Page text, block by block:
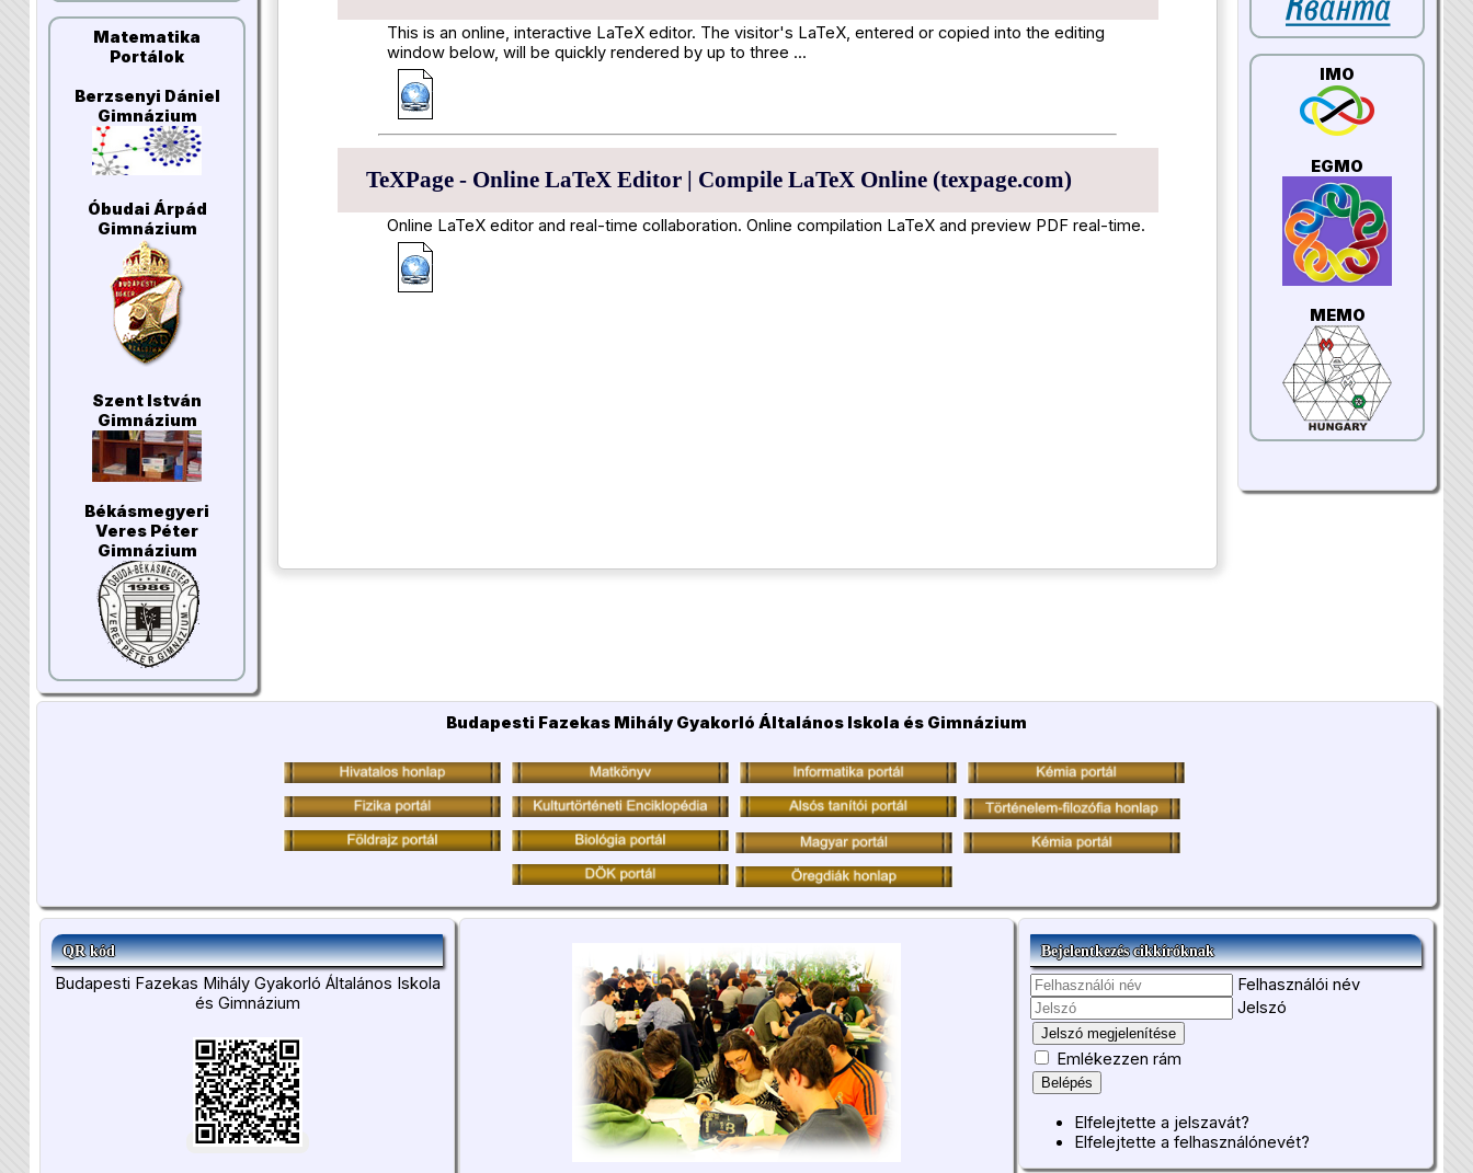
Matematika
Portálok
Berzsenyi Dániel
Gimnázium
Óbudai Árpád
Gimnázium
Szent István
Gimnázium
Békásmegyeri
Veres Péter
Gimnázium
This is an online, interactive LaTeX editor. The visitor's LaTeX, entered or copied into the editing
window below, will be quickly rendered by up to three ...
TeXPage - Online LaTeX Editor | Compile LaTeX Online (texpage.com)
Online LaTeX editor and real-time collaboration. Online compilation LaTeX and preview PDF real-time.
IMO
EGMO
MEMO
Budapesti Fazekas Mihály Gyakorló Általános Iskola és Gimnázium
QR kód
Budapesti Fazekas Mihály Gyakorló Általános Iskola
és Gimnázium
Bejelentkezés cikkíróknak
Felhasználói név
Jelszó
Jelszó megjelenítése
Emlékezzen rám
Belépés
Elfelejtette a jelszavát?
Elfelejtette a felhasználónevét?